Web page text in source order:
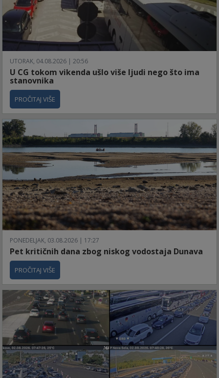
UTORAK, 04.08.2026 | 20:56
U CG tokom vikenda ušlo više ljudi nego što ima
stanovnika
PROČITAJ VIŠE
PONEDELJAK, 03.08.2026 | 17:27
Pet kritičnih dana zbog niskog vodostaja Dunava
PROČITAJ VIŠE